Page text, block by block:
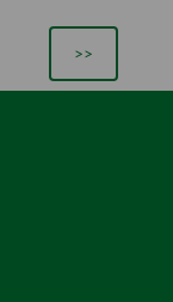
>>